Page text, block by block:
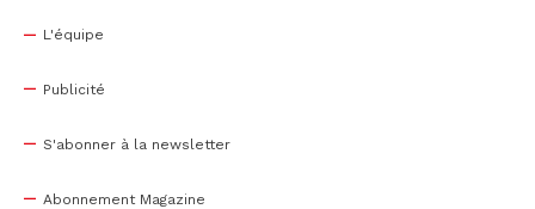
L'équipe
Publicité
S'abonner à la newsletter
Abonnement Magazine